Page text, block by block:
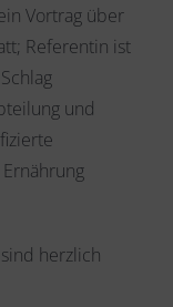
Vortrag über
Referentin ist
und
herzlich